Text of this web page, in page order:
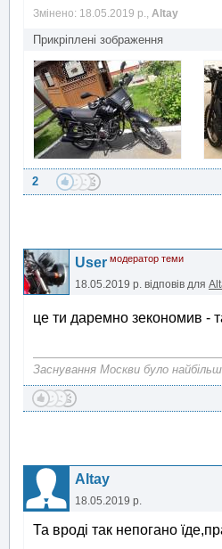
Змінено: 18.05.2019 р., Altay
Прикріплені зображення
2
User модератор теми
18.05.2019 р. відповів для
це ти даремно зекономив -
Заснування Москви було
Altay
18.05.2019 р.
Та вроді так непогано